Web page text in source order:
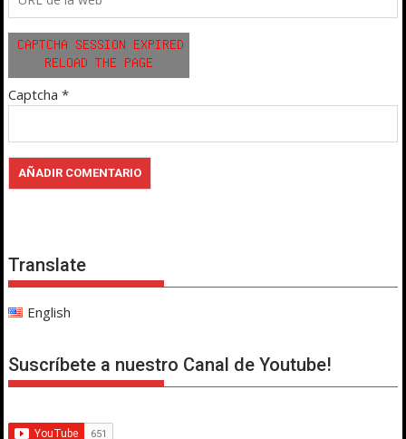
Captcha *
Translate
English
Suscríbete a nuestro Canal de Youtube!